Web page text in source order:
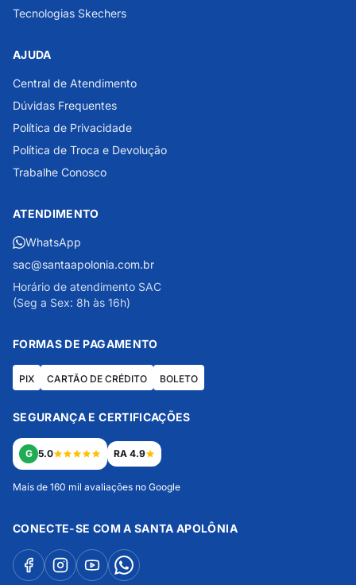
Tecnologias Skechers
AJUDA
Central de Atendimento
Dúvidas Frequentes
Política de Privacidade
Política de Troca e Devolução
Trabalhe Conosco
ATENDIMENTO
WhatsApp
sac@santaapolonia.com.br
Horário de atendimento SAC
(Seg a Sex: 8h às 16h)
FORMAS DE PAGAMENTO
PIX CARTÃO DE CRÉDITO BOLETO
SEGURANÇA E CERTIFICAÇÕES
G 5.0 RA 4.9
Mais de 160 mil avaliações no Google
CONECTE-SE COM A SANTA APOLÔNIA